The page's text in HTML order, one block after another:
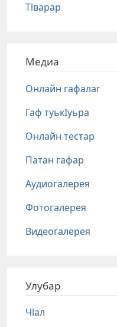
Тlварар
Медиа
Онлайн гафалаг
Гаф туькIуьра
Онлайн тестар
Патан гафар
Аудиогалерея
Фотогалерея
Видеогалерея
Улубар
Чlал